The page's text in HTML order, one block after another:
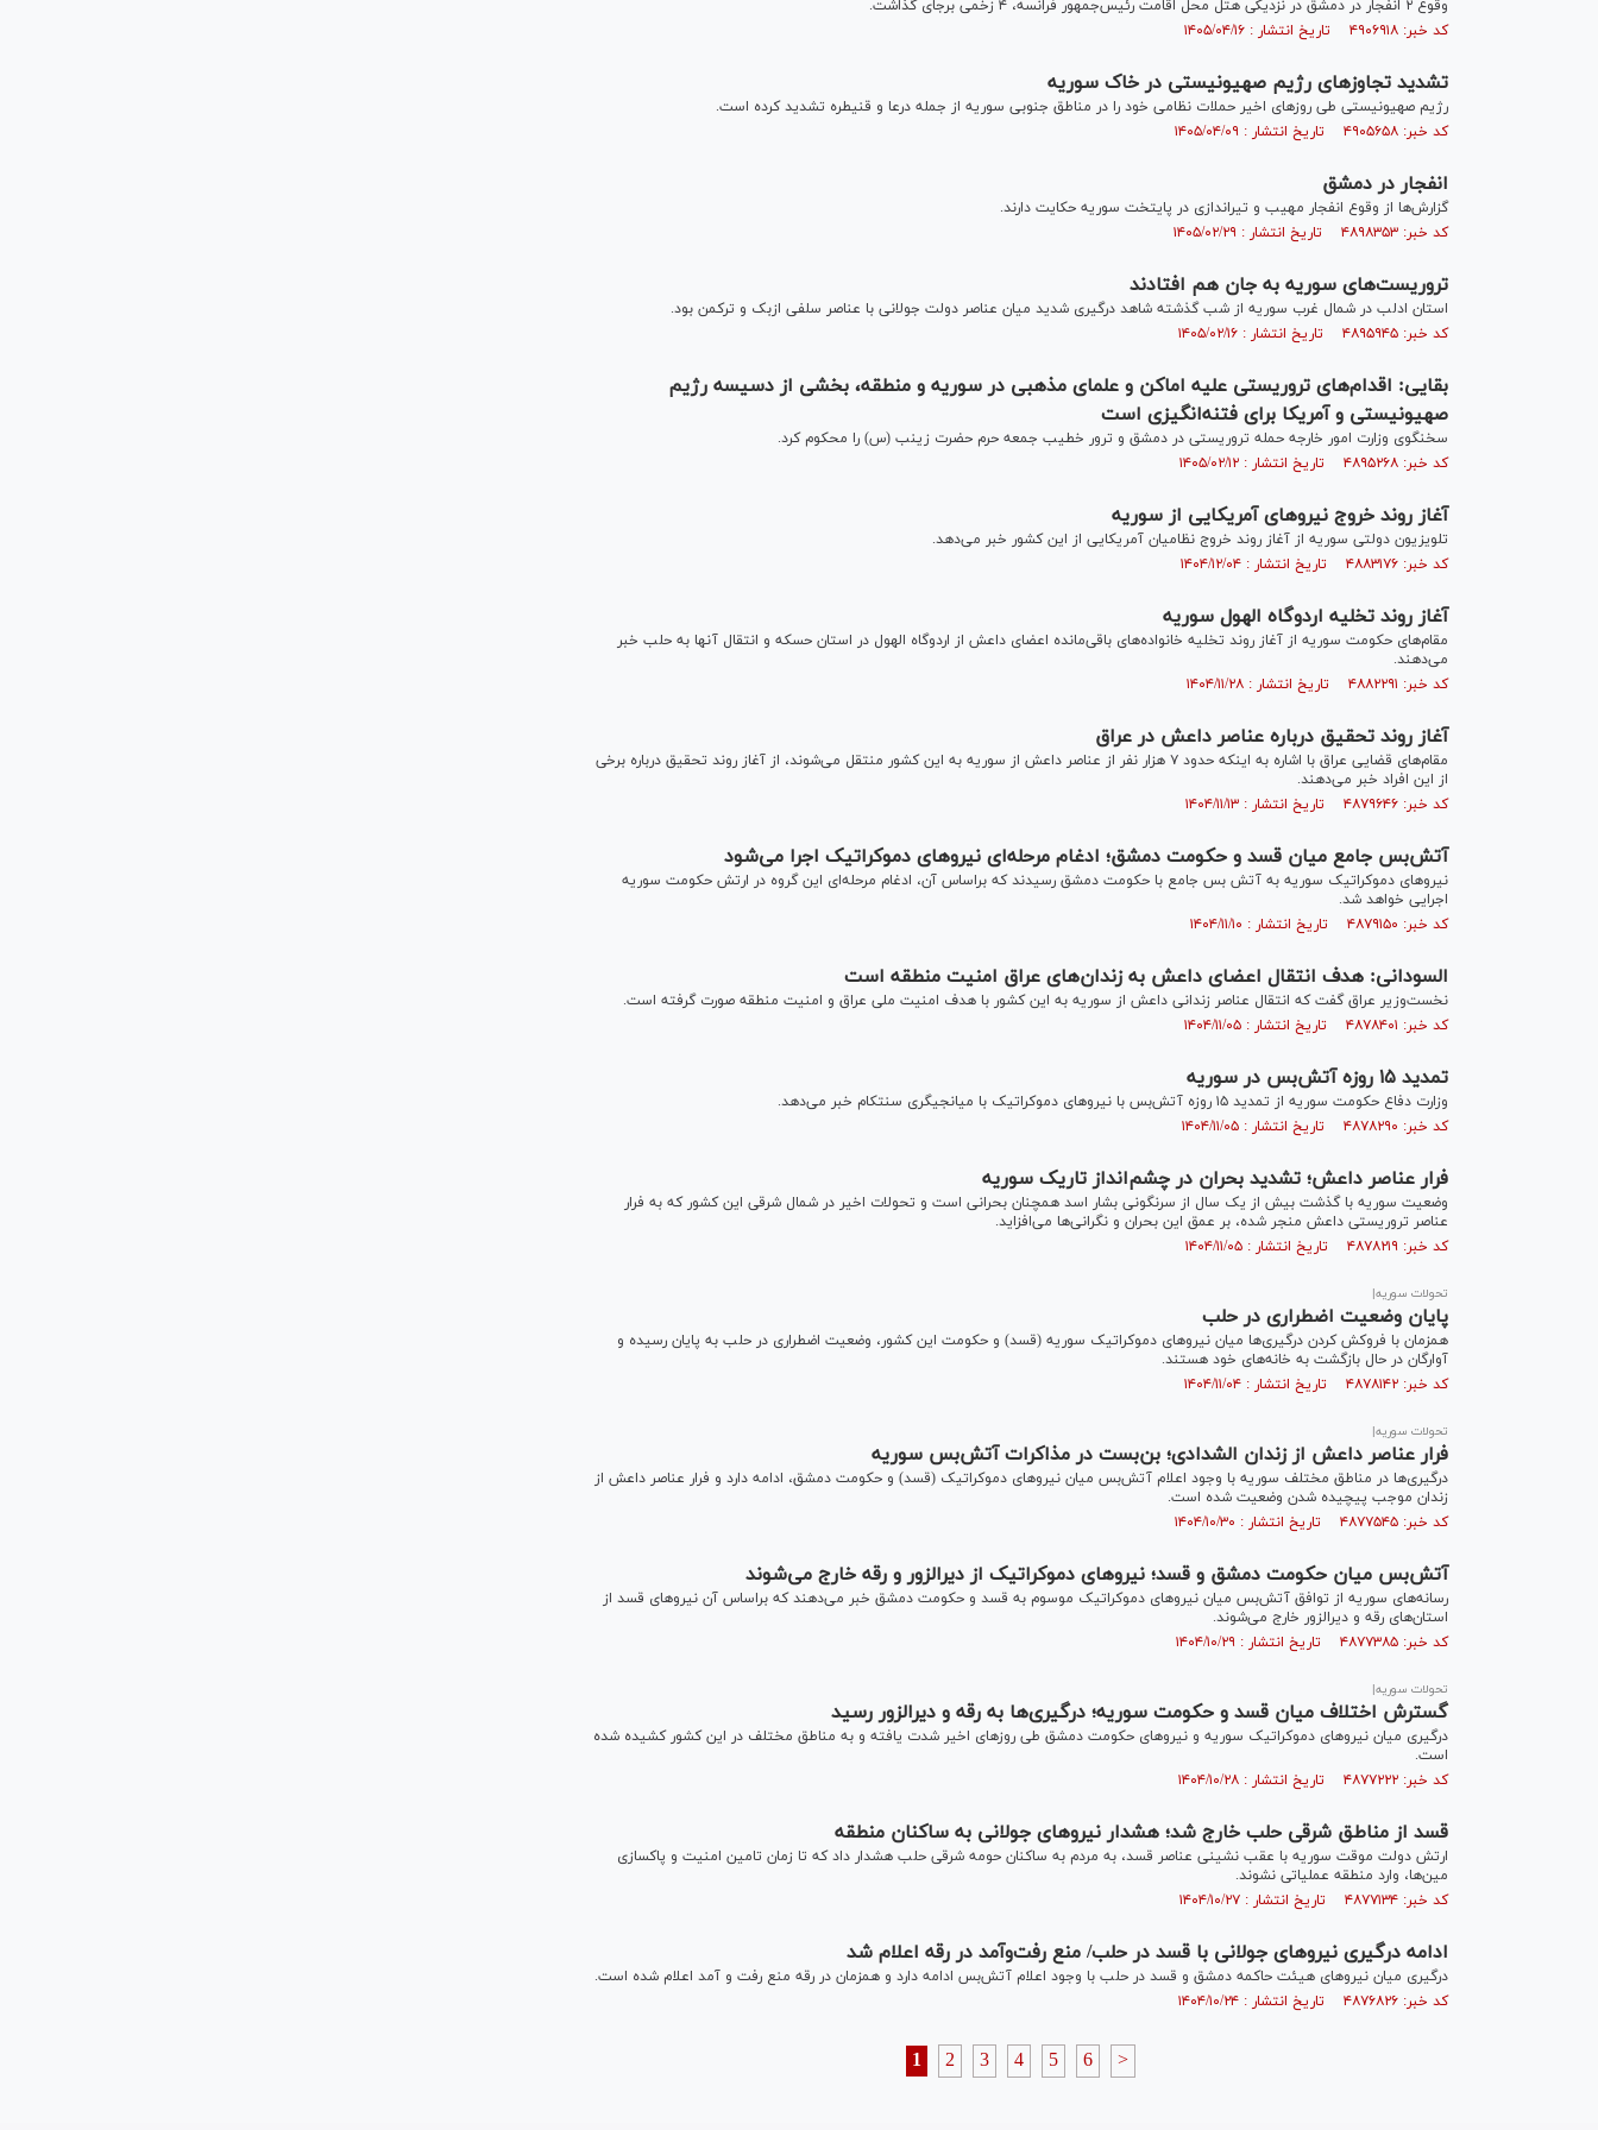
وقوع ۲ انفجار در دمشق در نزدیکی هتل محل اقامت رئیس‌جمهور فرانسه، ۴ زخمی برجای گذاشت.
کد خبر: ۴۹۰۶۹۱۸ تاریخ انتشار : ۱۴۰۵/۰۴/۱۶
تشدید تجاوز‌های رژیم صهیونیستی در خاک سوریه
رژیم صهیونیستی طی روز‌های اخیر حملات نظامی خود را در مناطق جنوبی سوریه از جمله درعا و قنیطره تشدید کرده است.
کد خبر: ۴۹۰۵۶۵۸ تاریخ انتشار : ۱۴۰۵/۰۴/۰۹
انفجار در دمشق
گزارش‌ها از وقوع انفجار مهیب و تیراندازی در پایتخت سوریه حکایت دارند.
کد خبر: ۴۸۹۸۳۵۳ تاریخ انتشار : ۱۴۰۵/۰۲/۲۹
تروریست‌‌های سوریه به جان هم افتادند
استان ادلب در شمال غرب سوریه از شب گذشته شاهد درگیری شدید میان عناصر دولت جولانی با عناصر سلفی ازبک و ترکمن بود.
کد خبر: ۴۸۹۵۹۴۵ تاریخ انتشار : ۱۴۰۵/۰۲/۱۶
بقایی: اقدام‌های تروریستی علیه اماکن و علمای مذهبی در سوریه و منطقه، بخشی از دسیسه رژیم
صهیونیستی و آمریکا برای فتنه‌انگیزی است
سخنگوی وزارت امور خارجه حمله تروریستی در دمشق و ترور خطیب جمعه حرم حضرت زینب (س) را محکوم کرد.
کد خبر: ۴۸۹۵۲۶۸ تاریخ انتشار : ۱۴۰۵/۰۲/۱۲
آغاز روند خروج نیروهای آمریکایی از سوریه
تلویزیون دولتی سوریه از آغاز روند خروج نظامیان آمریکایی از این کشور خبر می‌دهد.
کد خبر: ۴۸۸۳۱۷۶ تاریخ انتشار : ۱۴۰۴/۱۲/۰۴
آغاز روند تخلیه اردوگاه الهول سوریه
مقام‌های حکومت سوریه از آغاز روند تخلیه خانواده‌های باقی‌مانده اعضای داعش از اردوگاه الهول در استان حسکه و انتقال آنها به حلب خبر
می‌دهند.
کد خبر: ۴۸۸۲۲۹۱ تاریخ انتشار : ۱۴۰۴/۱۱/۲۸
آغاز روند تحقیق درباره عناصر داعش در عراق
مقام‌های قضایی عراق با اشاره به اینکه حدود ۷ هزار نفر از عناصر داعش از سوریه به این کشور منتقل می‌شوند، از آغاز روند تحقیق درباره برخی
از این افراد خبر می‌دهند.
کد خبر: ۴۸۷۹۶۴۶ تاریخ انتشار : ۱۴۰۴/۱۱/۱۳
آتش‌بس جامع میان قسد و حکومت دمشق؛ ادغام مرحله‌ای نیروهای دموکراتیک اجرا می‌شود
نیرو‌های دموکراتیک سوریه به آتش بس جامع با حکومت دمشق رسیدند که براساس آن، ادغام مرحله‌ای این گروه در ارتش حکومت سوریه
اجرایی خواهد شد.
کد خبر: ۴۸۷۹۱۵۰ تاریخ انتشار : ۱۴۰۴/۱۱/۱۰
السودانی: هدف انتقال اعضای داعش به زندان‌های عراق امنیت منطقه است
نخست‌وزیر عراق گفت که انتقال عناصر زندانی داعش از سوریه به این کشور با هدف امنیت ملی عراق و امنیت منطقه صورت گرفته است.
کد خبر: ۴۸۷۸۴۰۱ تاریخ انتشار : ۱۴۰۴/۱۱/۰۵
تمدید ۱۵ روزه آتش‌بس در سوریه
وزارت دفاع حکومت سوریه از تمدید ۱۵ روزه آتش‌بس با نیرو‌های دموکراتیک با میانجیگری سنتکام خبر می‌دهد.
کد خبر: ۴۸۷۸۲۹۰ تاریخ انتشار : ۱۴۰۴/۱۱/۰۵
فرار عناصر داعش؛ تشدید بحران در چشم‌انداز تاریک سوریه
وضعیت سوریه با گذشت بیش از یک سال از سرنگونی بشار اسد همچنان بحرانی است و تحولات اخیر در شمال شرقی این کشور که به فرار
عناصر تروریستی داعش منجر شده، بر عمق این بحران و نگرانی‌ها می‌افزاید.
کد خبر: ۴۸۷۸۲۱۹ تاریخ انتشار : ۱۴۰۴/۱۱/۰۵
تحولات سوریه|
پایان وضعیت اضطراری در حلب
همزمان با فروکش کردن درگیری‌ها میان نیرو‌های دموکراتیک سوریه (قسد) و حکومت این کشور، وضعیت اضطراری در حلب به پایان رسیده و
آوارگان در حال بازگشت به خانه‌های خود هستند.
کد خبر: ۴۸۷۸۱۴۲ تاریخ انتشار : ۱۴۰۴/۱۱/۰۴
تحولات سوریه|
فرار عناصر داعش از زندان الشدادی؛ بن‌بست در مذاکرات آتش‌بس سوریه
درگیری‌ها در مناطق مختلف سوریه با وجود اعلام آتش‌بس میان نیرو‌های دموکراتیک (قسد) و حکومت دمشق، ادامه دارد و فرار عناصر داعش از
زندان‌ موجب پیچیده شدن وضعیت شده است.
کد خبر: ۴۸۷۷۵۴۵ تاریخ انتشار : ۱۴۰۴/۱۰/۳۰
آتش‌بس میان حکومت دمشق و قسد؛ نیروهای دموکراتیک از دیرالزور و رقه خارج می‌شوند
رسانه‌های سوریه از توافق آتش‌بس میان نیرو‌های دموکراتیک موسوم به قسد و حکومت دمشق خبر می‌دهند که براساس آن نیرو‌های قسد از
استان‌های رقه و دیرالزور خارج می‌شوند.
کد خبر: ۴۸۷۷۳۸۵ تاریخ انتشار : ۱۴۰۴/۱۰/۲۹
تحولات سوریه|
گسترش اختلاف میان قسد و حکومت سوریه؛ درگیری‌ها به رقه و دیرالزور رسید
درگیری میان نیروهای دموکراتیک سوریه و نیرو‌های حکومت دمشق طی روز‌های اخیر شدت یافته و به مناطق مختلف در این کشور کشیده شده
است.
کد خبر: ۴۸۷۷۲۲۲ تاریخ انتشار : ۱۴۰۴/۱۰/۲۸
قسد از مناطق شرقی حلب خارج شد؛ هشدار نیروهای جولانی به ساکنان منطقه
ارتش دولت موقت سوریه با عقب نشینی عناصر قسد، به مردم به ساکنان حومه شرقی حلب هشدار داد که تا زمان تامین امنیت و پاکسازی
مین‌ها، وارد منطقه عملیاتی نشوند.
کد خبر: ۴۸۷۷۱۳۴ تاریخ انتشار : ۱۴۰۴/۱۰/۲۷
ادامه درگیری نیرو‌های جولانی با قسد در حلب/ منع رفت‌و‌آمد در رقه اعلام شد
درگیری میان نیرو‌های هیئت حاکمه دمشق و قسد در حلب با وجود اعلام آتش‌بس ادامه دارد و همزمان در رقه منع رفت و آمد اعلام شده است.
کد خبر: ۴۸۷۶۸۲۶ تاریخ انتشار : ۱۴۰۴/۱۰/۲۴
1 2 3 4 5 6 >